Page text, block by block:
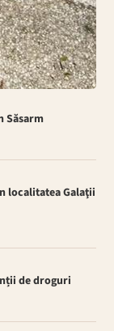
Săsarm
localitatea Galaţii
de droguri